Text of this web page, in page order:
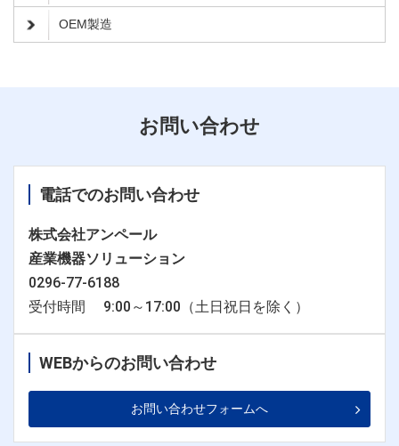
OEM製造
お問い合わせ
電話でのお問い合わせ
株式会社アンペール
産業機器ソリューション
0296-77-6188
受付時間 9:00～17:00（土日祝日を除く）
WEBからのお問い合わせ
お問い合わせフォームへ